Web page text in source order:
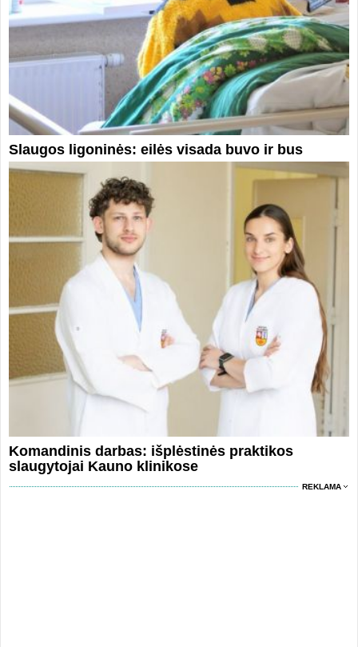
Slaugos ligoninės: eilės visada buvo ir bus
Komandinis darbas: išplėstinės praktikos
slaugytojai Kauno klinikose
REKLAMA